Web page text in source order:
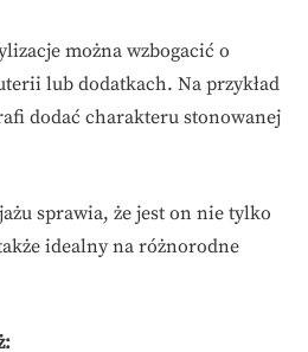
można wzbogacić o
lub dodatkach. Na przykład
dodać charakteru stonowanej
sprawia, że jest on nie tylko
idealny na różnorodne